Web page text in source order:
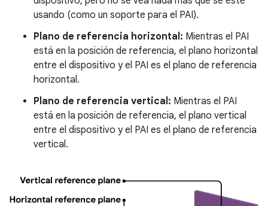
usando (como un soporte para el PAI).
Plano de referencia horizontal: Mientras el PAI
está en la posición de referencia, el plano horizontal
entre el dispositivo y el PAI es el plano de referencia
horizontal.
Plano de referencia vertical: Mientras el PAI
está en la posición de referencia, el plano vertical
entre el dispositivo y el PAI es el plano de referencia
vertical.